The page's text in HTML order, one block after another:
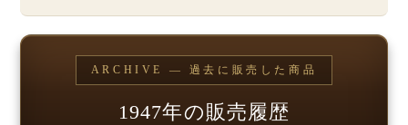
ARCHIVE — 過去に販売した商品
1947年の販売履歴